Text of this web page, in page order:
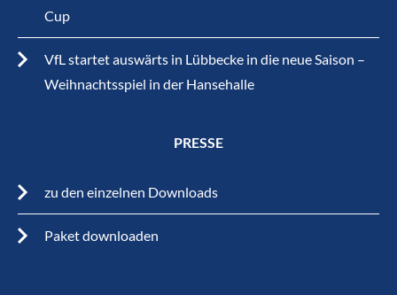
Cup
VfL startet auswärts in Lübbecke in die neue Saison –
Weihnachtsspiel in der Hansehalle
PRESSE
zu den einzelnen Downloads
Paket downloaden